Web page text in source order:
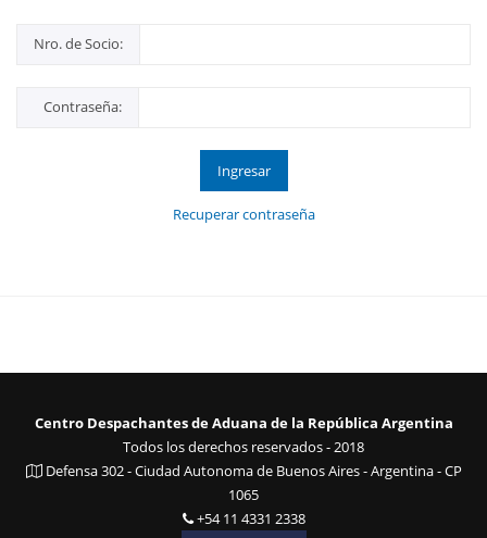
Nro. de Socio:
Contraseña:
Ingresar
Recuperar contraseña
Centro Despachantes de Aduana de la República Argentina
Todos los derechos reservados - 2018
Defensa 302 - Ciudad Autonoma de Buenos Aires - Argentina - CP
1065
+54 11 4331 2338